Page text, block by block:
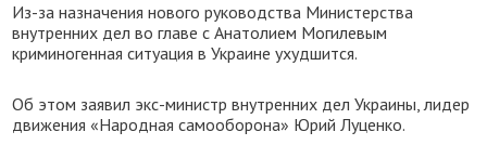
Из-за назначения нового руководства Министерства
внутренних дел во главе с Анатолием Могилевым
криминогенная ситуация в Украине ухудшится.
Об этом заявил экс-министр внутренних дел Украины, лидер
движения «Народная самооборона» Юрий Луценко.